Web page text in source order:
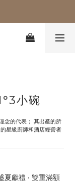
小碗
念的代表； 其出產的所
星級廚師和酒店經營者
獻禮 ‧ 雙重滿額